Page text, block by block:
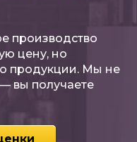
производство
цену, но
продукции. Мы не
вы получаете